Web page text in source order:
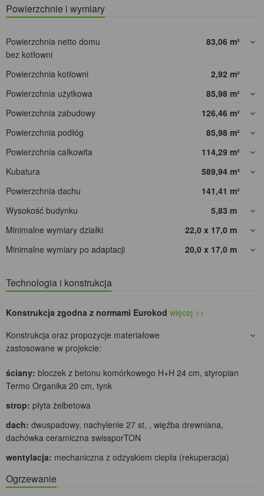
Powierzchnie i wymiary
Powierzchnia netto domu
bez kotłowni
83,06 m²
Powierzchnia kotłowni 2,92 m²
Powierzchnia użytkowa
85,98 m²
Powierzchnia zabudowy
126,46 m²
Powierzchnia podłóg
85,98 m²
Powierzchnia całkowita
114,29 m²
Kubatura
589,94 m³
Powierzchnia dachu
141,41 m²
Wysokość budynku
5,83 m
Minimalne wymiary działki
22,0 x 17,0 m
Minimalne wymiary po adaptacji
20,0 x 17,0 m
Technologia i konstrukcja
Konstrukcja zgodna z normami Eurokod więcej >>
Konstrukcja oraz propozycje materiałowe
zastosowane w projekcie:
ściany: bloczek z betonu komórkowego H+H 24 cm, styropian
Termo Organika 20 cm, tynk
strop: płyta żelbetowa
dach: dwuspadowy, nachylenie 27 st. , więźba drewniana,
dachówka ceramiczna swissporTON
wentylacja: mechaniczna z odzyskiem ciepła (rekuperacja)
Ogrzewanie